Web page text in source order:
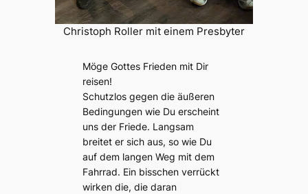
Christoph Roller mit einem Presbyter
Möge Gottes Frieden mit Dir
reisen!
Schutzlos gegen die äußeren
Bedingungen wie Du erscheint
uns der Friede. Langsam
breitet er sich aus, so wie Du
auf dem langen Weg mit dem
Fahrrad. Ein bisschen verrückt
wirken die, die daran